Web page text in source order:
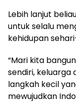
Lebih lanjut
untuk selalu
kehidupan
“Mari kita
sendiri, keluarga
langkah kecil
mewujudkan